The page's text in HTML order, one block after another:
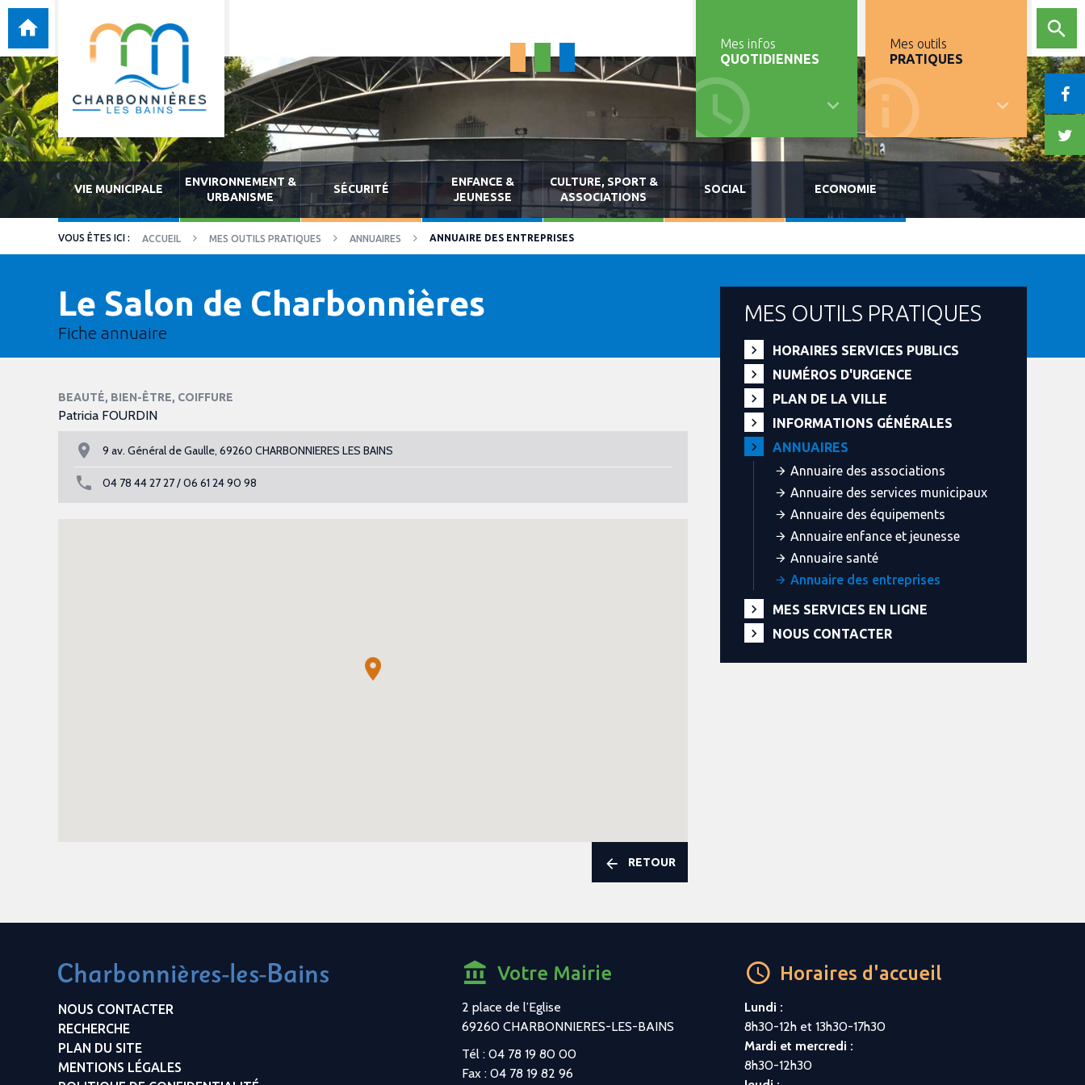
Mes infos
QUOTIDIENNES
Mes outils
PRATIQUES
VIE MUNICIPALE
ENVIRONNEMENT &
URBANISME
SÉCURITÉ
ENFANCE &
JEUNESSE
CULTURE, SPORT &
ASSOCIATIONS
SOCIAL ECONOMIE
ACCUEIL MES OUTILS PRATIQUES ANNUAIRES ANNUAIRE DES ENTREPRISES
Le Salon de Charbonnières
Fiche annuaire
BEAUTÉ, BIEN-ÊTRE, COIFFURE
Patricia FOURDIN
9 av. Général de Gaulle, 69260 CHARBONNIERES LES BAINS
04 78 44 27 27 / 06 61 24 90 98
RETOUR
MES OUTILS PRATIQUES
HORAIRES SERVICES PUBLICS
NUMÉROS D'URGENCE
PLAN DE LA VILLE
INFORMATIONS GÉNÉRALES
ANNUAIRES
Annuaire des associations
Annuaire des services municipaux
Annuaire des équipements
Annuaire enfance et jeunesse
Annuaire santé
Annuaire des entreprises
MES SERVICES EN LIGNE
NOUS CONTACTER
NOUS CONTACTER
RECHERCHE
PLAN DU SITE
MENTIONS LÉGALES
Votre Mairie
2 place de l’Eglise
69260 CHARBONNIERES-LES-BAINS
Tél : 04 78 19 80 00
Fax : 04 78 19 82 96
Horaires d'accueil
Lundi :
8h30-12h et 13h30-17h30
Mardi et mercredi :
8h30-12h30